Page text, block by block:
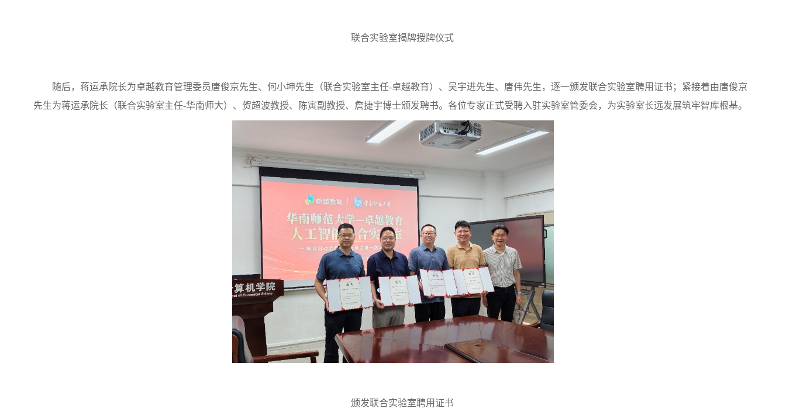
联合实验室揭牌授牌仪式
随后，蒋运承院长为卓越教育管理委员唐俊京先生、何小坤先生（联合实验室主任-卓越教育）、吴宇进先生、唐伟先生，逐一颁发联合实验室聘用证书；紧接着由唐俊京
先生为蒋运承院长（联合实验室主任-华南师大）、贺超波教授、陈寅副教授、詹捷宇博士颁发聘书。各位专家正式受聘入驻实验室管委会，为实验室长远发展筑牢智库根基。
颁发联合实验室聘用证书